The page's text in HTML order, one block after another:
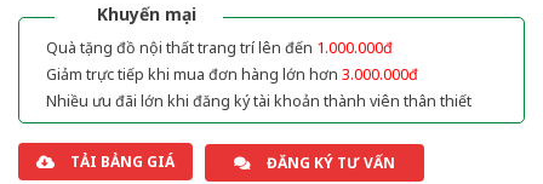
Khuyến mại
Quà tặng đồ nội thất trang trí lên đến 1.000.000đ
Giảm trực tiếp khi mua đơn hàng lớn hơn 3.000.000đ
Nhiều ưu đãi lớn khi đăng ký tài khoản thành viên thân thiết
TẢI BẢNG GIÁ ĐĂNG KÝ TƯ VẤN